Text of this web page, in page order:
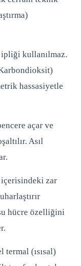
kullanılmaz.
hassasiyetle
açar ve
Asıl
içerisindeki zar
hücre özelliğini
termal (ısısal)